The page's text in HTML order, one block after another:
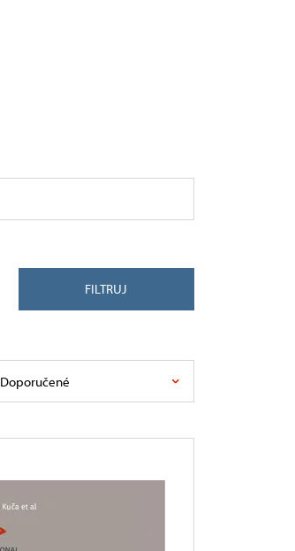
FILTRUJ
Doporučené